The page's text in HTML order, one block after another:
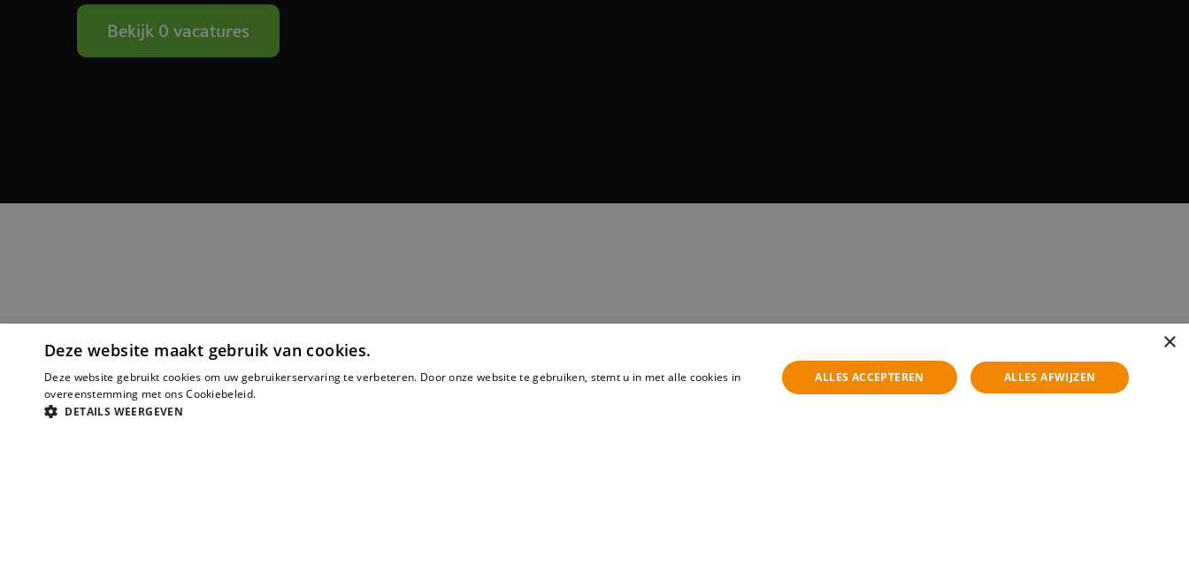
Bekijk 0 vacatures
×
Deze website maakt gebruik van cookies.
Deze website gebruikt cookies om uw gebruikerservaring te verbeteren. Door onze website te gebruiken, stemt u in met alle cookies in
overeenstemming met ons Cookiebeleid.
DETAILS WEERGEVEN
ALLES ACCEPTEREN ALLES AFWIJZEN